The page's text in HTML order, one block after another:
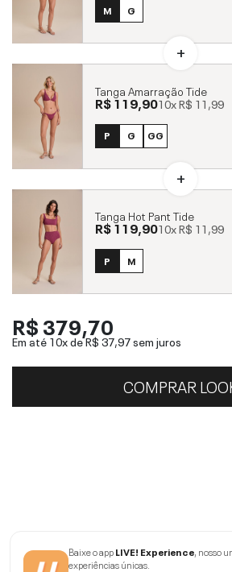
M G
Tanga Amarração Tide
R$ 119,9010xR$ 11,99
P G GG
Tanga Hot Pant Tide
R$ 119,9010xR$ 11,99
P M
R$ 379,70
Em até 10x deR$ 37,97sem juros
COMPRAR
Baixe o appLIVE! Experience, nosso
experiências únicas.